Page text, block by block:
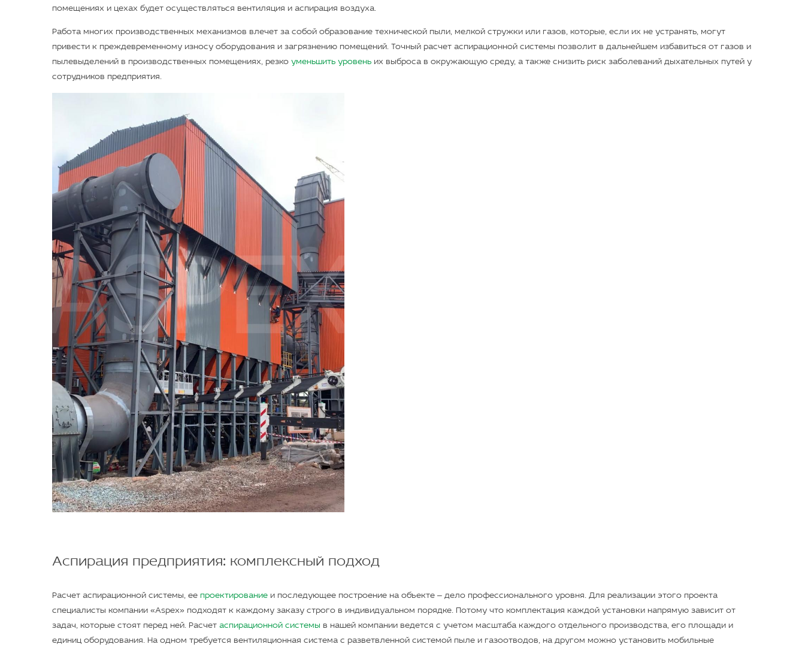
помещениях и цехах будет осуществляться вентиляция и аспирация воздуха.
Работа многих производственных механизмов влечет за собой образование технической пыли, мелкой стружки или газов, которые, если их не устранять, могут
привести к преждевременному износу оборудования и загрязнению помещений. Точный расчет аспирационной системы позволит в дальнейшем избавиться от газов и
пылевыделений в производственных помещениях, резко уменьшить уровень их выброса в окружающую среду, а также снизить риск заболеваний дыхательных путей у
сотрудников предприятия.
Аспирация предприятия: комплексный подход
Расчет аспирационной системы, ее проектирование и последующее построение на объекте – дело профессионального уровня. Для реализации этого проекта
специалисты компании «Aspex» подходят к каждому заказу строго в индивидуальном порядке. Потому что комплектация каждой установки напрямую зависит от
задач, которые стоят перед ней. Расчет аспирационной системы в нашей компании ведется с учетом масштаба каждого отдельного производства, его площади и
единиц оборудования. На одном требуется вентиляционная система с разветвленной системой пыле и газоотводов, на другом можно установить мобильные